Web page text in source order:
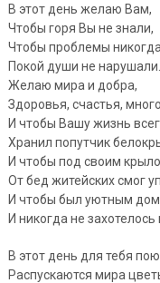
В этот день желаю Вам,
Чтобы горя Вы не знали,
Чтобы проблемы никогда
Покой души не нарушали.
Желаю мира и добра,
Здоровья, счастья,
И чтобы Вашу жизнь
Хранил попутчик
И чтобы под своим
От бед житейских смог
И чтобы был уютным
И никогда не захотелось
В этот день для тебя
Распускаются мира